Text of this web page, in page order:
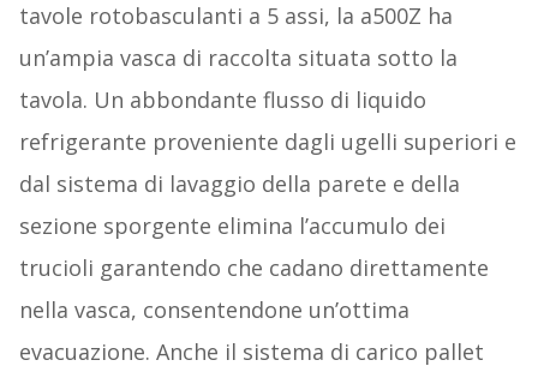
tavole rotobasculanti a 5 assi, la a500Z ha
un’ampia vasca di raccolta situata sotto la
tavola. Un abbondante flusso di liquido
refrigerante proveniente dagli ugelli superiori e
dal sistema di lavaggio della parete e della
sezione sporgente elimina l’accumulo dei
trucioli garantendo che cadano direttamente
nella vasca, consentendone un’ottima
evacuazione. Anche il sistema di carico pallet